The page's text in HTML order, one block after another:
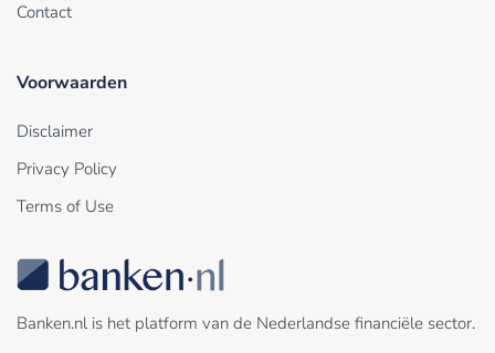
Contact
Voorwaarden
Disclaimer
Privacy Policy
Terms of Use
Banken.nl is het platform van de Nederlandse financiële sector.